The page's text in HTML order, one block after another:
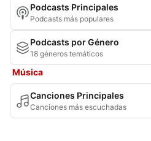
Podcasts Principales
Podcasts más populares
Podcasts por Género
18 géneros temáticos
Música
Canciones Principales
Canciones más escuchadas